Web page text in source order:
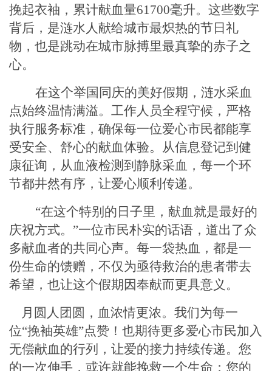
挽起衣袖，累计献血量61700毫升。这些数字
背后，是涟水人献给城市最炽热的节日礼
物，也是跳动在城市脉搏里最真挚的赤子之
心。
在这个举国同庆的美好假期，涟水采血
点始终温情满溢。工作人员全程守候，严格
执行服务标准，确保每一位爱心市民都能享
受安全、舒心的献血体验。从信息登记到健
康征询，从血液检测到静脉采血，每一个环
节都井然有序，让爱心顺利传递。
“在这个特别的日子里，献血就是最好的
庆祝方式。”一位市民朴实的话语，道出了众
多献血者的共同心声。每一袋热血，都是一
份生命的馈赠，不仅为亟待救治的患者带去
希望，也让这个假期因奉献而更具意义。
月圆人团圆，血浓情更浓。我们为每一
位“挽袖英雄”点赞！也期待更多爱心市民加入
无偿献血的行列，让爱的接力持续传递。您
的一次伸手，或许就能挽救一个生命；您的